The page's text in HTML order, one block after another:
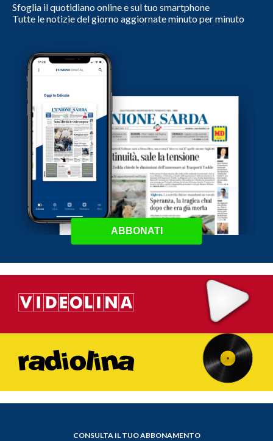
Sfoglia il quotidiano online e sul tuo smartphone
Tutte le notizie del giorno aggiornate minuto per minuto
ABBONATI
CONSULTA IL TUO ABBONAMENTO